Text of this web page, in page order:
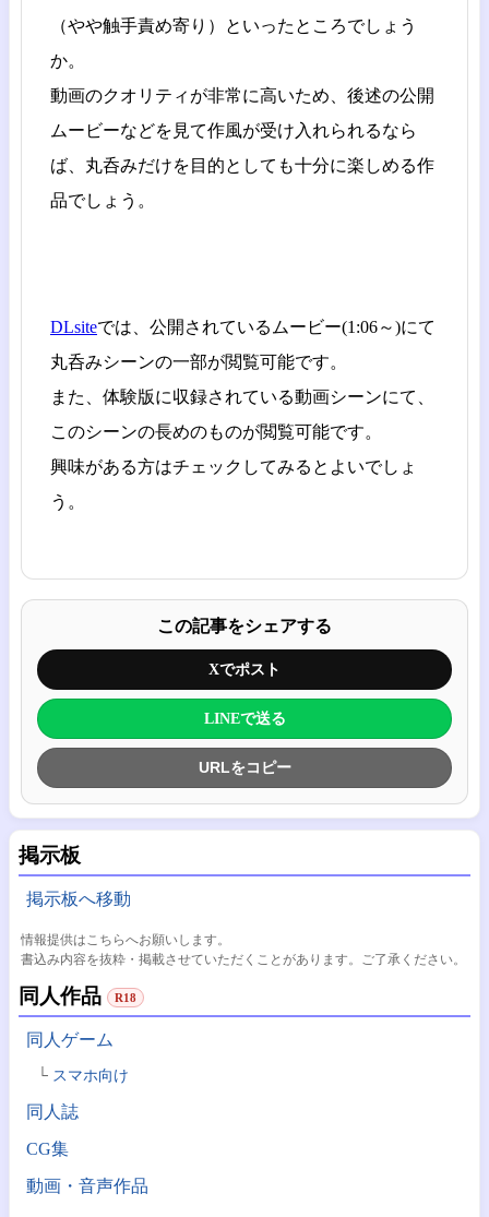
掲示板
掲示板へ移動
情報提供はこちらへお願いします。
書込み内容を抜粋・掲載させていただくことがあります。ご了承ください。
同人作品 R18
同人ゲーム
スマホ向け
同人誌
CG集
動画・音声作品
（やや触手責め寄り）といったところでしょう
か。
動画のクオリティが非常に高いため、後述の公開
ムービーなどを見て作風が受け入れられるなら
ば、丸呑みだけを目的としても十分に楽しめる作
品でしょう。
DLsiteでは、公開されているムービー(1:06～)にて
丸呑みシーンの一部が閲覧可能です。
また、体験版に収録されている動画シーンにて、
このシーンの長めのものが閲覧可能です。
興味がある方はチェックしてみるとよいでしょ
う。
この記事をシェアする
Xでポスト
LINEで送る
URLをコピー